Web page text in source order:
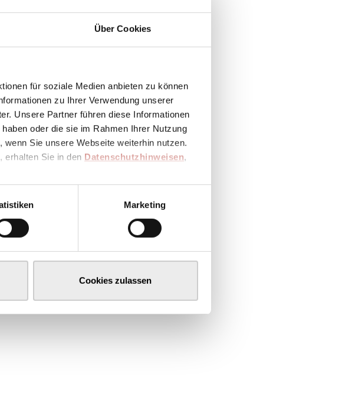
Über Cookies
für soziale Medien anbieten zu können
zu Ihrer Verwendung unserer
Unsere Partner führen diese Informationen
oder die sie im Rahmen Ihrer Nutzung
Sie unsere Webseite weiterhin nutzen.
erhalten Sie in den Datenschutzhinweisen,
Marketing
Cookies zulassen